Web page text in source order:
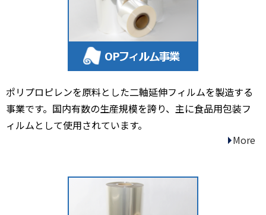
ポリプロピレンを原料とした二軸延伸フィルムを製造する
事業です。国内有数の生産規模を誇り、主に食品用包装フ
ィルムとして使用されています。
More